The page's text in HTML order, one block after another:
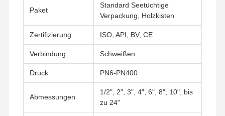
Paket
Standard Seetüchtige
Verpackung, Holzkisten
Zertifizierung ISO, API, BV, CE
Verbindung Schweißen
Druck PN6-PN400
Abmessungen
1/2", 2", 3", 4", 6", 8", 10", bis
zu 24"